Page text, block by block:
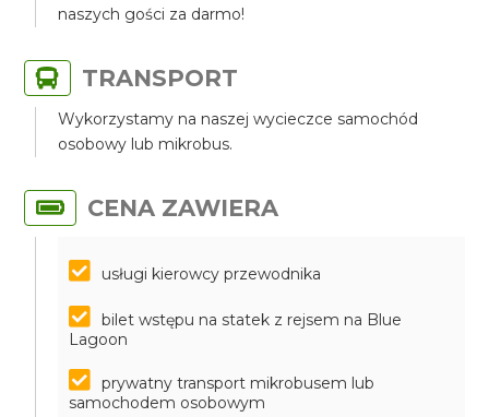
naszych gości za darmo!
TRANSPORT
Wykorzystamy na naszej wycieczce samochód
osobowy lub mikrobus.
CENA ZAWIERA
usługi kierowcy przewodnika
bilet wstępu na statek z rejsem na Blue
Lagoon
prywatny transport mikrobusem lub
samochodem osobowym